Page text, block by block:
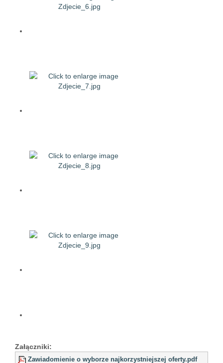
Załączniki:
Zawiadomienie o wyborze najkorzystniejszej oferty.pdf